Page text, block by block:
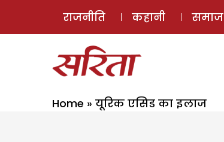
राजनीति कहानी समाज
Home » यूरिक एसिड का इलाज